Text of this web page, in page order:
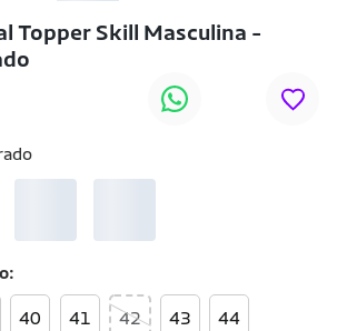
Topper Skill Masculina -
40 41 42 43 44